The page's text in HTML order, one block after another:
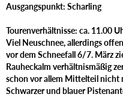
Ausgangspunkt: Scharling
Tourenverhältnisse: ca. 11.00
Viel Neuschnee, allerdings
vor dem Schneefall 6/7. März
Rauheckalm verhältnismäßig
schon vor allem Mittelteil nicht
Schwarzer und blauer